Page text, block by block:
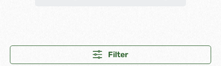
Filter